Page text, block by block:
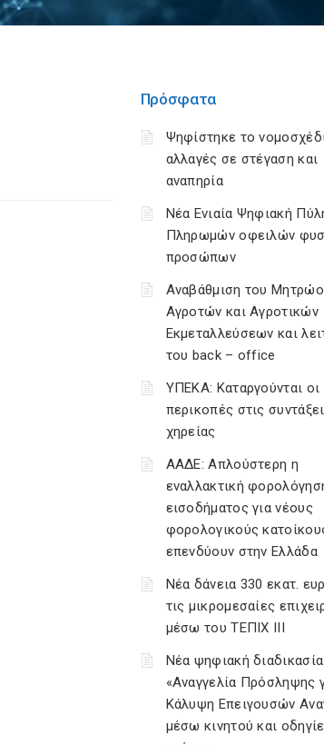
Πρόσφατα
Ψηφίστηκε το
αλλαγές σε στέγαση και
αναπηρία
Νέα Ενιαία Ψηφιακή
Πληρωμών οφειλών
προσώπων
Αναβάθμιση του
Αγροτών και Αγροτικών
Εκμεταλλεύσεων και
του back – office
ΥΠΕΚΑ: Καταργούνται οι
περικοπές στις
χηρείας
ΑΑΔΕ: Απλούστερη η
εναλλακτική
εισοδήματος για νέους
φορολογικούς
επενδύουν στην Ελλάδα
Νέα δάνεια 330 εκατ.
τις μικρομεσαίες
μέσω του ΤΕΠΙΧ ΙΙΙ
Νέα ψηφιακή διαδικασία
«Αναγγελία Πρόσληψης
Κάλυψη Επειγουσών
μέσω κινητού και